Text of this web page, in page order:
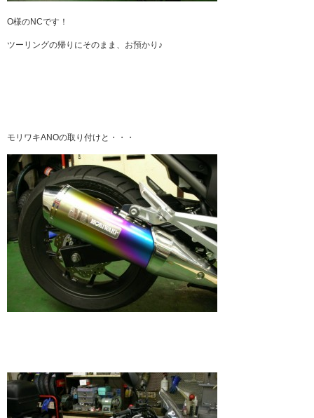
O様のNCです！
ツーリングの帰りにそのまま、お預かり♪
モリワキANOの取り付けと・・・